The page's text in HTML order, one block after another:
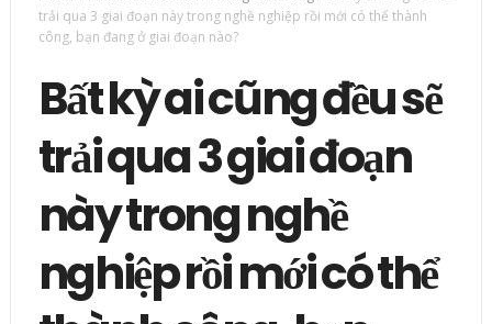
trải qua 3 giai đoạn này trong nghề nghiệp rồi mới có thể thành
công, bạn đang ở giai đoạn nào?
Bất kỳ ai cũng đều sẽ
trải qua 3 giai đoạn
này trong nghề
nghiệp rồi mới có thể